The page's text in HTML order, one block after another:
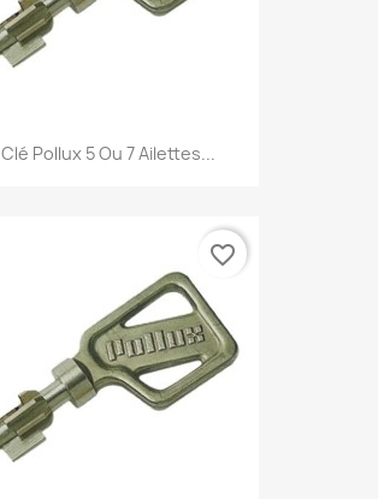
Clé Pollux 5 Ou 7 Ailettes...
favorite_border